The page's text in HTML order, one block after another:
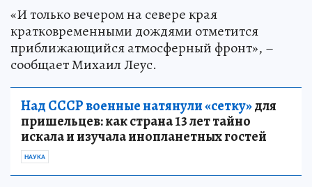
«И только вечером на севере края
кратковременными дождями отметится
приближающийся атмосферный фронт», –
сообщает Михаил Леус.
Над СССР военные натянули «сетку»для
пришельцев: как страна 13 лет тайно
искала и изучала инопланетных гостей
НАУКА